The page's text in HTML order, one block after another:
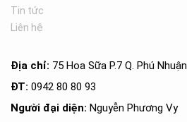
Tin tức
Liên hệ
Địa chỉ: 75 Hoa Sữa P.7 Q. Phú
ĐT: 0942 80 80 93
Người đại diện: Nguyễn Phương Vy